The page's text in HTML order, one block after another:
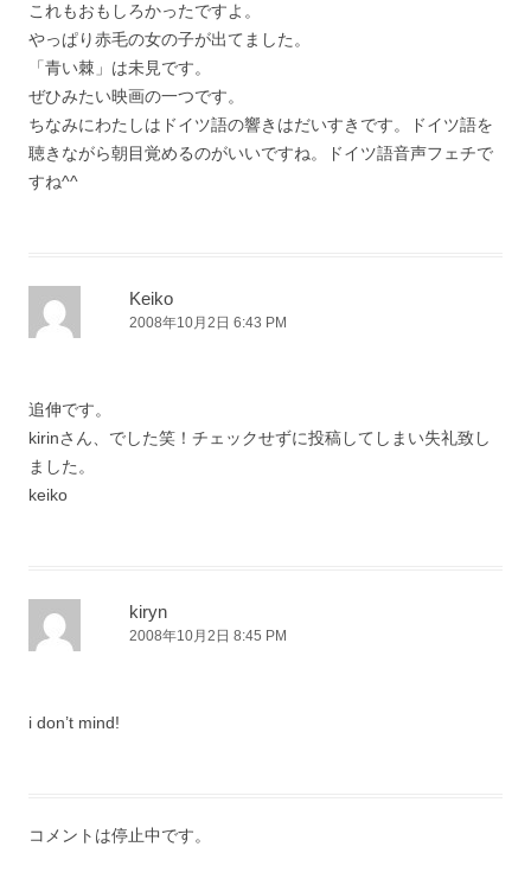
これもおもしろかったですよ。
やっぱり赤毛の女の子が出てました。
「青い棘」は未見です。
ぜひみたい映画の一つです。
ちなみにわたしはドイツ語の響きはだいすきです。ドイツ語を
聴きながら朝目覚めるのがいいですね。ドイツ語音声フェチで
すね^^
Keiko
2008年10月2日 6:43 PM
追伸です。
kirinさん、でした笑！チェックせずに投稿してしまい失礼致し
ました。
keiko
kiryn
2008年10月2日 8:45 PM
i don’t mind!
コメントは停止中です。